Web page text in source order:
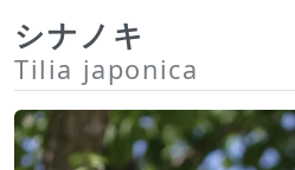
シナノキ
Tilia japonica